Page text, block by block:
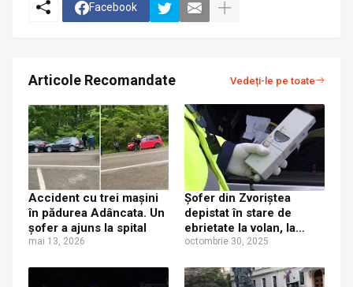
Facebook
Articole Recomandate Vedeți-le pe toate
Accident cu trei mașini
în pădurea Adâncata. Un
șofer a ajuns la spital
mai 13, 2026
Şofer din Zvoriștea
depistat în stare de
ebrietate la volan, la
Adâncata
octombrie 30, 2025